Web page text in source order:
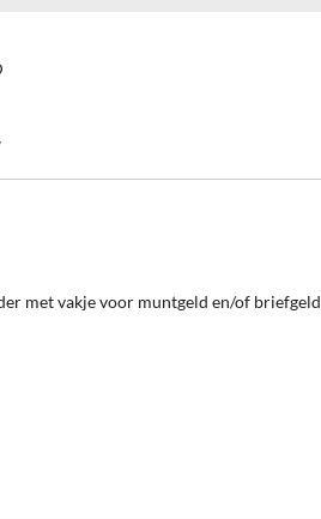
met vakje voor muntgeld en/of briefgeld